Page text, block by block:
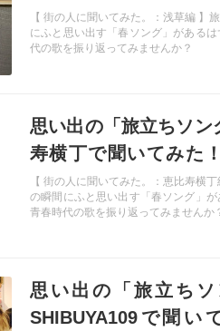
青春の名曲たち！
【 街の人に聞いてみた。：浅草編 】
にふと思い出す「春ソング」がある
代の歌を振り返ってみませんか？
思い出の「旅立ちソ
寿横丁で聞いてみた
シ、青春の名曲たち…
【 街の人に聞いてみた。：恵比寿横
の瞬間にふと思い出す「春ソング」
青春時代の歌を振り返ってみませんか
思い出の「旅立ち
SHIBUYA109で聞